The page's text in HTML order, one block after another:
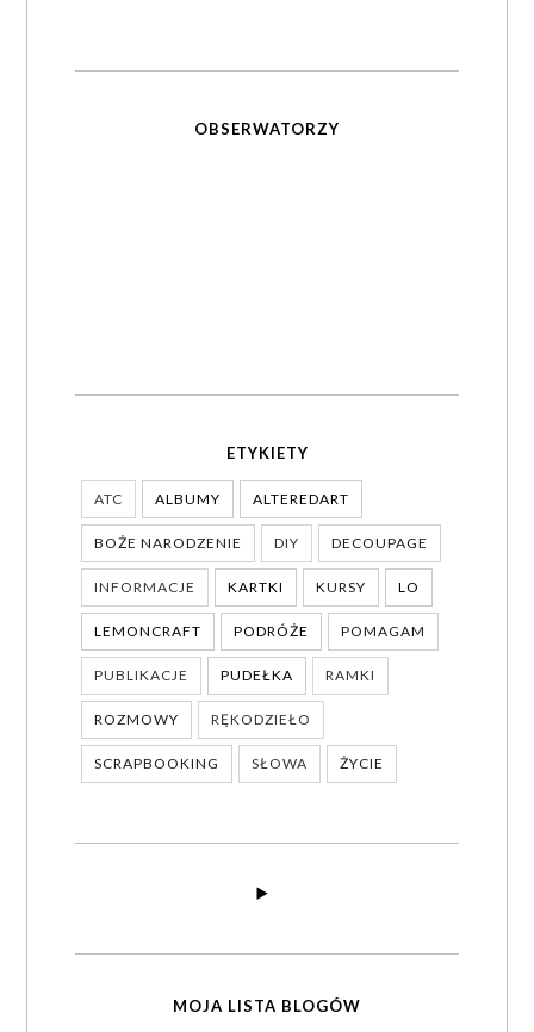
OBSERWATORZY
ETYKIETY
ATC ALBUMY ALTEREDART
BOŻE NARODZENIE DIY DECOUPAGE
INFORMACJE KARTKI KURSY LO
LEMONCRAFT PODRÓŻE POMAGAM
PUBLIKACJE PUDEŁKA RAMKI
ROZMOWY RĘKODZIEŁO
SCRAPBOOKING SŁOWA ŻYCIE
MOJA LISTA BLOGÓW